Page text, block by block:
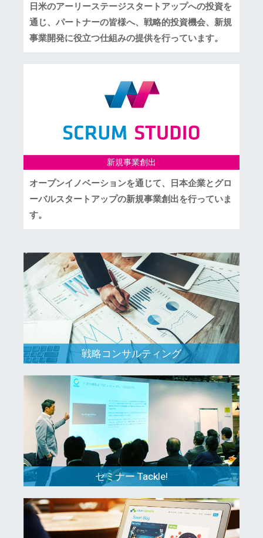
日米のアーリーステージスタートアップへの投資を
通じ、パートナーの皆様へ、戦略的投資機会、新規
事業開発に役立つ仕組みの提供を行っています。
新規事業創出
オープンイノベーションを通じて、日本企業とグロ
ーバルスタートアップの新規事業創出を行っていま
す。
戦略コンサルティング
セミナー Tackle!